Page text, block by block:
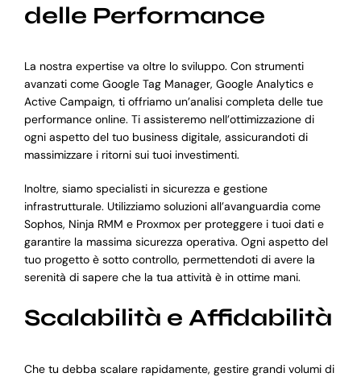
delle Performance
La nostra expertise va oltre lo sviluppo. Con strumenti
avanzati come Google Tag Manager, Google Analytics e
Active Campaign, ti offriamo un’analisi completa delle tue
performance online. Ti assisteremo nell’ottimizzazione di
ogni aspetto del tuo business digitale, assicurandoti di
massimizzare i ritorni sui tuoi investimenti.
Inoltre, siamo specialisti in sicurezza e gestione
infrastrutturale. Utilizziamo soluzioni all’avanguardia come
Sophos, Ninja RMM e Proxmox per proteggere i tuoi dati e
garantire la massima sicurezza operativa. Ogni aspetto del
tuo progetto è sotto controllo, permettendoti di avere la
serenità di sapere che la tua attività è in ottime mani.
Scalabilità e Affidabilità
Che tu debba scalare rapidamente, gestire grandi volumi di